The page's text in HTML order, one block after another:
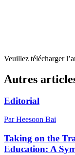
Veuillez télécharger
Autres
Editorial
Par Heesoon Bai
Taking on the
Education: A